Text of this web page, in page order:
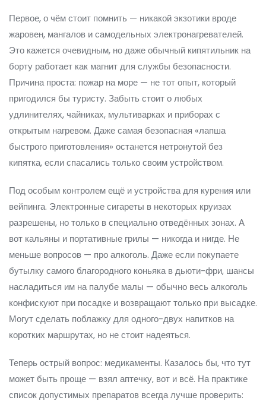
Первое, о чём стоит помнить — никакой экзотики вроде
жаровен, мангалов и самодельных электронагревателей.
Это кажется очевидным, но даже обычный кипятильник на
борту работает как магнит для службы безопасности.
Причина проста: пожар на море — не тот опыт, который
пригодился бы туристу. Забыть стоит о любых
удлинителях, чайниках, мультиварках и приборах с
открытым нагревом. Даже самая безопасная «лапша
быстрого приготовления» останется нетронутой без
кипятка, если спасались только своим устройством.
Под особым контролем ещё и устройства для курения или
вейпинга. Электронные сигареты в некоторых круизах
разрешены, но только в специально отведённых зонах. А
вот кальяны и портативные грилы — никогда и нигде. Не
меньше вопросов — про алкоголь. Даже если покупаете
бутылку самого благородного коньяка в дьюти-фри, шансы
насладиться им на палубе малы — обычно весь алкоголь
конфискуют при посадке и возвращают только при высадке.
Могут сделать поблажку для одного-двух напитков на
коротких маршрутах, но не стоит надеяться.
Теперь острый вопрос: медикаменты. Казалось бы, что тут
может быть проще — взял аптечку, вот и всё. На практике
список допустимых препаратов всегда лучше проверить: